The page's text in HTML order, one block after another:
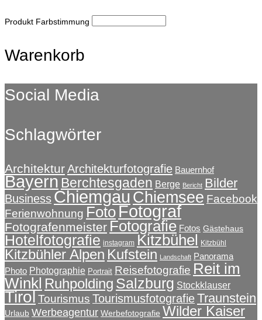
Produkt Farbstimmung
Warenkorb
Social Media
Schlagwörter
ArchitekturArchitekturfotografie Bauernhof
Bayern Berchtesgaden Berge Bericht Bilder
Business Chiemgau Chiemsee Facebook
Ferienwohnung Foto Fotograf
Fotografenmeister Fotografie Fotos Gästehaus
Hotelfotografie instagram Kitzbühel Kitzbühl
Kitzbühler Alpen Kufstein Landschaft Panorama
Photo Photographie Portrait Reisefotografie Reit im
Winkl Ruhpolding Salzburg Stockklauser
Tirol Tourismus TourismusfotografieTraunstein
Urlaub Werbeagentur Werbefotografie Wilder Kaiser